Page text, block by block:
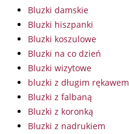
Bluzki damskie
Bluzki hiszpanki
Bluzki koszulowe
Bluzki na co dzień
Bluzki wizytowe
bluzki z długim rękawem
Bluzki z falbaną
Bluzki z koronką
Bluzki z nadrukiem